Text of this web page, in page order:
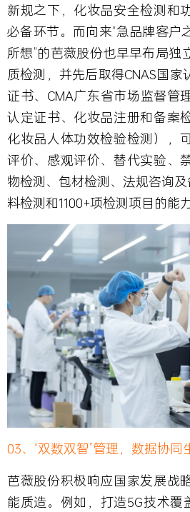
新规之下，化妆品安全检测和
必备环节。而向来“急品牌客户
所想”的芭薇股份也早早布局
质检测，并先后取得CNAS国
证书、CMA广东省市场监督管
认定证书、化妆品注册和备案
化妆品人体功效检验检测），
评价、感观评价、替代实验、
物检测、包材检测、法规咨询
料检测和1100+项检测项目的能力
03、“双数双智”管理，数据协同
芭薇股份积极响应国家发展战
能质造。例如，打造5G技术